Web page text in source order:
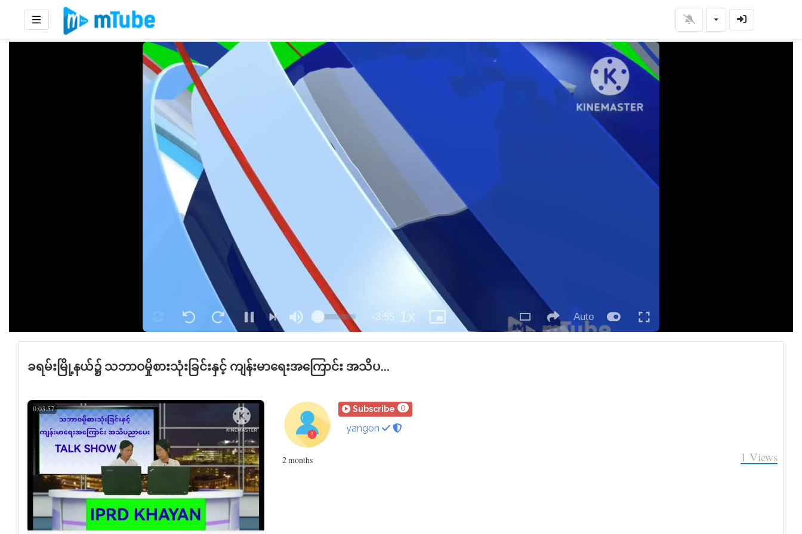
Seek
back
10
Seek
forward
30
PauseNext MuteLoaded:
2.53%
Remaining
-3:55 1xPlayback
Rate
Picture-
in-
Picture
Switch
to
Theater
social
Auto
Fullscreen
ခရမ်းမြို့နယ်၌ သဘာဝမှိုစားသုံးခြင်းနှင့် ကျန်းမာရေးအကြောင်း အသိပ...
0:03:57 Subscribe 0
yangon
2 months 1 Views